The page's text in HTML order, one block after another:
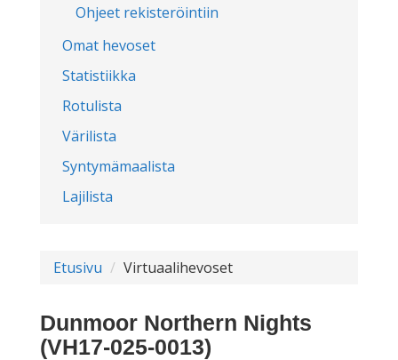
Ohjeet rekisteröintiin
Omat hevoset
Statistiikka
Rotulista
Värilista
Syntymämaalista
Lajilista
Etusivu Virtuaalihevoset
Dunmoor Northern Nights
(VH17-025-0013)